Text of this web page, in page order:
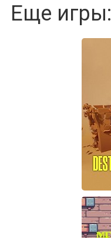
Еще игры: